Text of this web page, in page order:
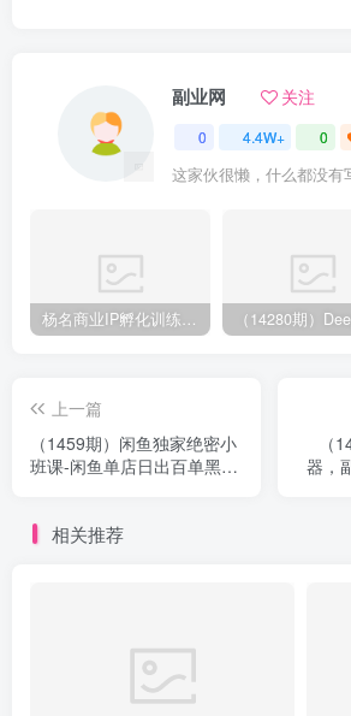
副业网 关注
0 4.4W+ 0
这家伙很懒，什么都没有
杨名商业IP孵化训练营，从商业到内容到转化一站式学 价值5980元
上一篇
（1459期）闲鱼独家绝密小
班课-闲鱼单店日出百单黑搜
（
器，
相关推荐